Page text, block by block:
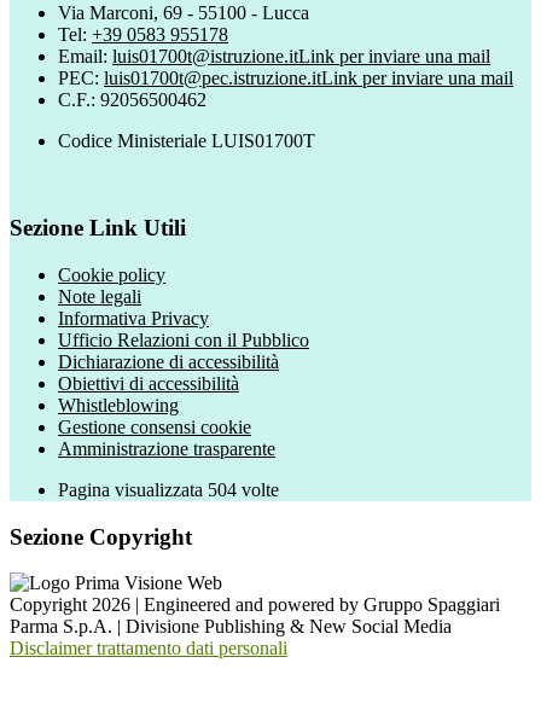
Via Marconi, 69 - 55100 - Lucca
Tel: +39 0583 955178
Email: luis01700t@istruzione.itLink per inviare una mail
PEC: luis01700t@pec.istruzione.itLink per inviare una mail
C.F.: 92056500462
Codice Ministeriale LUIS01700T
Sezione Link Utili
Cookie policy
Note legali
Informativa Privacy
Ufficio Relazioni con il Pubblico
Dichiarazione di accessibilità
Obiettivi di accessibilità
Whistleblowing
Gestione consensi cookie
Amministrazione trasparente
Pagina visualizzata 504 volte
Sezione Copyright
Copyright 2026 | Engineered and powered by Gruppo Spaggiari
Parma S.p.A. | Divisione Publishing & New Social Media
Disclaimer trattamento dati personali